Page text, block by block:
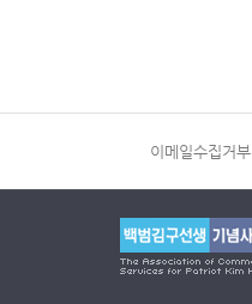
이메일수집거부